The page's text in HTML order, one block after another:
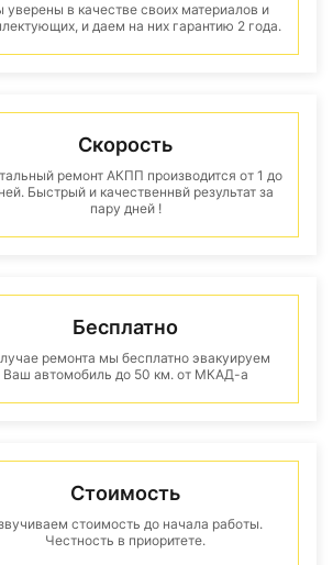
уверены в качестве своих материалов и
и даем на них гарантию 2 года.
Скорость
ремонт АКПП производится от 1 до
Быстрый и качественнвй результат за
пару дней !
Бесплатно
ремонта мы бесплатно эвакуируем
Ваш автомобиль до 50 км. от МКАД-а
Стоимость
стоимость до начала работы.
Честность в приоритете.